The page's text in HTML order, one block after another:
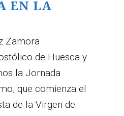
EN LA
Zamora
de Huesca y
la Jornada
que comienza el
de la Virgen de